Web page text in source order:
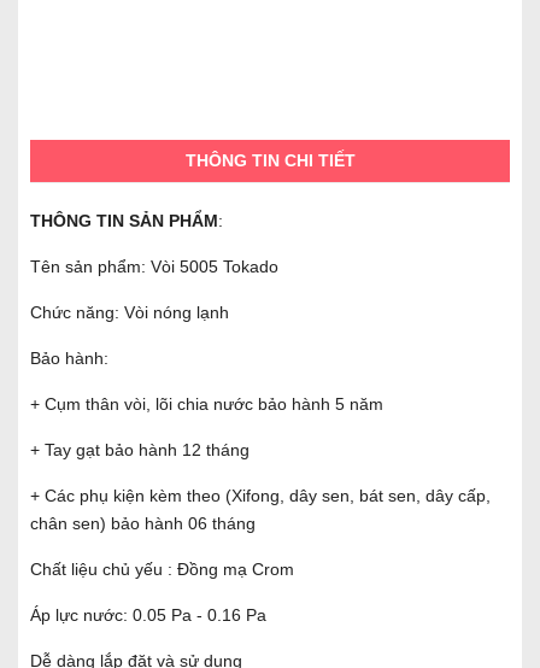
THÔNG TIN CHI TIẾT
THÔNG TIN SẢN PHẨM:
Tên sản phẩm: Vòi 5005 Tokado
Chức năng: Vòi nóng lạnh
Bảo hành:
+ Cụm thân vòi, lõi chia nước bảo hành 5 năm
+ Tay gạt bảo hành 12 tháng
+ Các phụ kiện kèm theo (Xifong, dây sen, bát sen, dây cấp,
chân sen) bảo hành 06 tháng
Chất liệu chủ yếu : Đồng mạ Crom
Áp lực nước: 0.05 Pa - 0.16 Pa
Dễ dàng lắp đặt và sử dụng